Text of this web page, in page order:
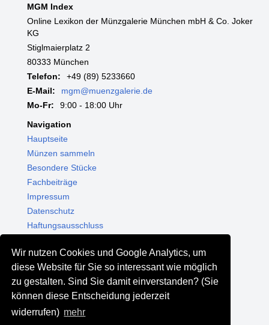
Wir nutzen Cookies und Google Analytics, um
diese Website für Sie so interessant wie möglich
zu gestalten. Sind Sie damit einverstanden? (Sie
können diese Entscheidung jederzeit
widerrufen) mehr
MGM Index
Online Lexikon der Münzgalerie München mbH & Co. Joker
KG
Stiglmaierplatz 2
80333 München
Telefon:
+49 (89) 5233660
E-Mail:
mgm@muenzgalerie.de
Mo-Fr:
9:00 - 18:00 Uhr
Navigation
Hauptseite
Münzen sammeln
Besondere Stücke
Fachbeiträge
Impressum
Datenschutz
Haftungsausschluss
Shop - Online kaufen
Münzgalerie München
MGM Schmuck
MGM Pfand